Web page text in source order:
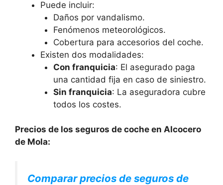
Puede incluir:
Daños por vandalismo.
Fenómenos meteorológicos.
Cobertura para accesorios del coche.
Existen dos modalidades:
Con franquicia: El asegurado paga
una cantidad fija en caso de siniestro.
Sin franquicia: La aseguradora cubre
todos los costes.
Precios de los seguros de coche en Alcocero
de Mola:
Comparar precios de seguros de